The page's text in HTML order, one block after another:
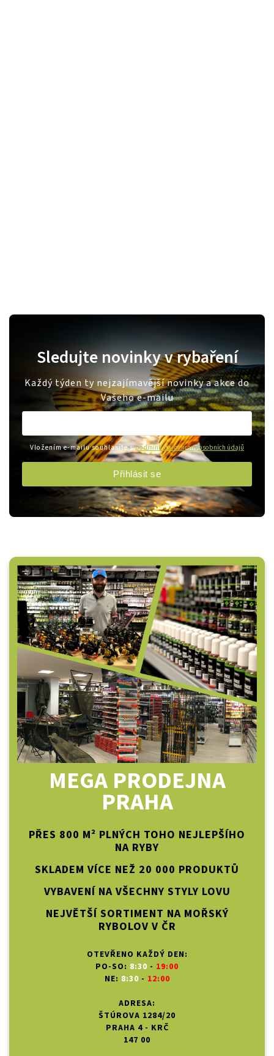
MEGA PRODEJNA
PRAHA
PŘES 800 M² PLNÝCH TOHO NEJLEPŠÍHO
NA RYBY
SKLADEM VÍCE NEŽ 20 000 PRODUKTŮ
VYBAVENÍ NA VŠECHNY STYLY LOVU
NEJVĚTŠÍ SORTIMENT NA MOŘSKÝ
RYBOLOV V ČR
OTEVŘENO KAŽDÝ DEN:
PO-SO: 8:30 - 19:00
NE: 8:30 - 12:00
ADRESA:
ŠTÚROVA 1284/20
PRAHA 4 - KRČ
147 00
Sledujte novinky v rybaření
Každý týden ty nejzajímavější novinky a akce do
Vašeho e-mailu
Vložením e-mailu souhlasíte spodmínkami ochrany osobních údajů
Přihlásit se